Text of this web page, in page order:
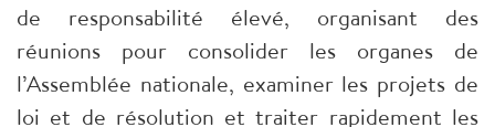
de responsabilité élevé, organisant des
réunions pour consolider les organes de
l’Assemblée nationale, examiner les projets de
loi et de résolution et traiter rapidement les